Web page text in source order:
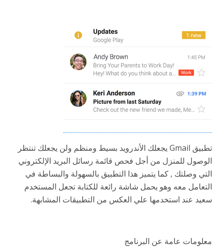
تطبيق Gmail يجعلك الأندرويد بسيط ومنظم ولن يجعلك تنتظر
الوصول للمنزل من أجل فحص قائمة رسائل البريد الإلكتروني
التي وصلتك , كما يتميز هذا التطبيق بالسهولة والبساطة في
التعامل معه وهو يحمل شاشة رائعة للكتابة تجعل المستخدم
سعيد عند استخدمها علي العكس من التطبيقات المشابهة.
معلومات عامة عن البرنامج